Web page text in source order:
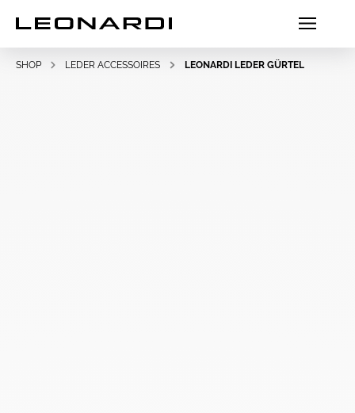
SHOP LEDER ACCESSOIRES LEONARDI LEDER GÜRTEL